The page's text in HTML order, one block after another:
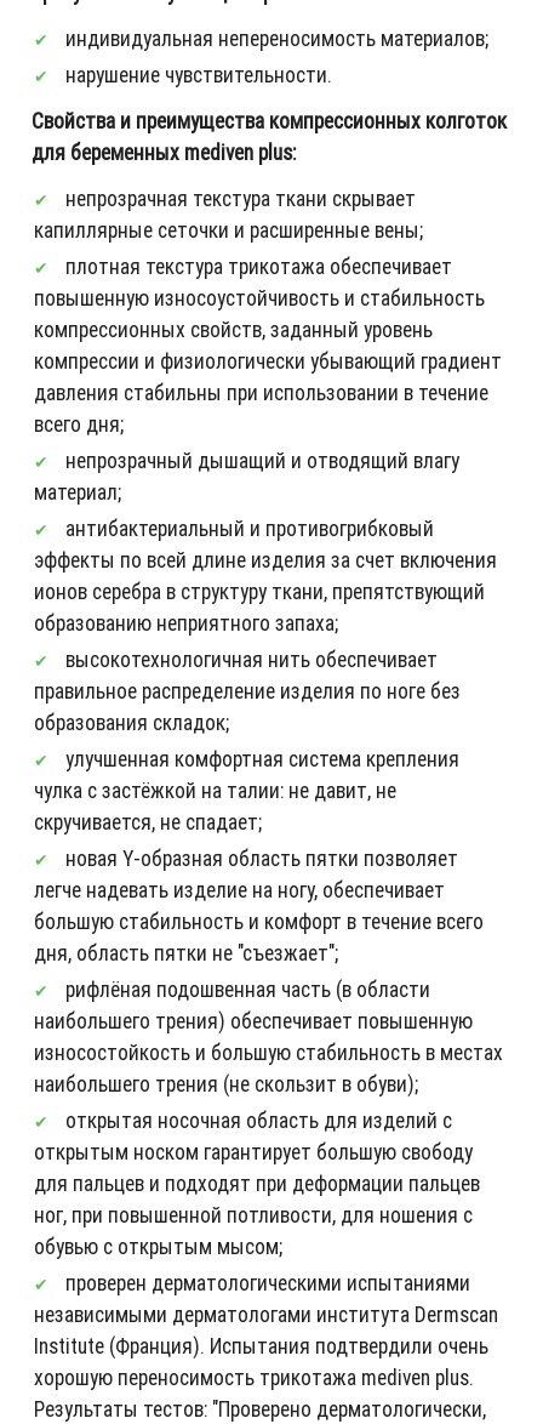
индивидуальная непереносимость материалов;
нарушение чувствительности.
Свойства и преимущества компрессионных колготок
для беременных mediven plus:
непрозрачная текстура ткани скрывает
капиллярные сеточки и расширенные вены;
плотная текстура трикотажа обеспечивает
повышенную износоустойчивость и стабильность
компрессионных свойств, заданный уровень
компрессии и физиологически убывающий градиент
давления стабильны при использовании в течение
всего дня;
непрозрачный дышащий и отводящий влагу
материал;
антибактериальный и противогрибковый
эффекты по всей длине изделия за счет включения
ионов серебра в структуру ткани, препятствующий
образованию неприятного запаха;
высокотехнологичная нить обеспечивает
правильное распределение изделия по ноге без
образования складок;
улучшенная комфортная система крепления
чулка с застёжкой на талии: не давит, не
скручивается, не спадает;
новая Y-образная область пятки позволяет
легче надевать изделие на ногу, обеспечивает
большую стабильность и комфорт в течение всего
дня, область пятки не "съезжает";
рифлёная подошвенная часть (в области
наибольшего трения) обеспечивает повышенную
износостойкость и большую стабильность в местах
наибольшего трения (не скользит в обуви);
открытая носочная область для изделий с
открытым носком гарантирует большую свободу
для пальцев и подходят при деформации пальцев
ног, при повышенной потливости, для ношения с
обувью с открытым мысом;
проверен дерматологическими испытаниями
независимыми дерматологами института Dermscan
Institute (Франция). Испытания подтвердили очень
хорошую переносимость трикотажа mediven plus.
Результаты тестов: "Проверено дерматологически,